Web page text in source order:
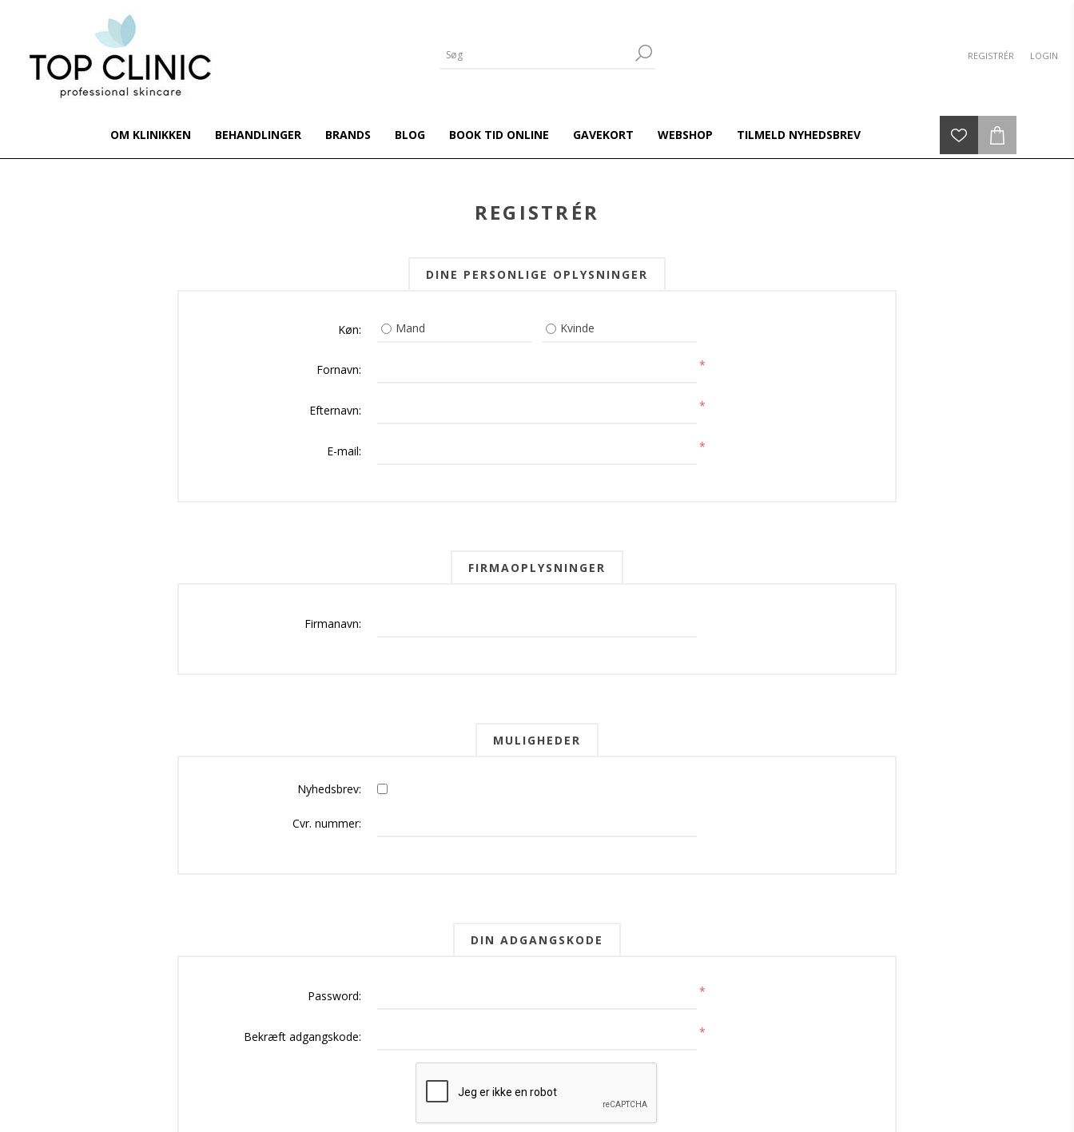
REGISTRÉR LOGIN
OM KLINIKKEN BEHANDLINGER BRANDS BLOG BOOK TID ONLINE GAVEKORT WEBSHOP TILMELD NYHEDSBREV
REGISTRÉR
DINE PERSONLIGE OPLYSNINGER
Køn: Mand Kvinde
Fornavn: *
Efternavn: *
E-mail: *
FIRMAOPLYSNINGER
Firmanavn:
MULIGHEDER
Nyhedsbrev:
Cvr. nummer:
DIN ADGANGSKODE
Password: *
Bekræft adgangskode: *